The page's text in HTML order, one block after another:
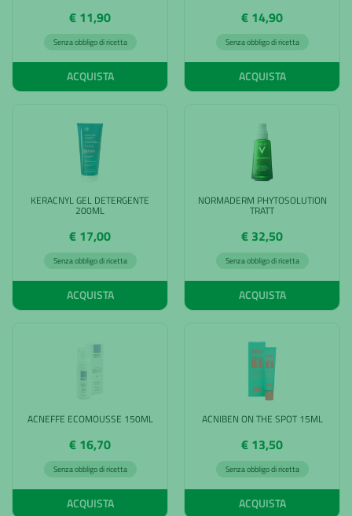
€ 11,90
Senza obbligo di ricetta
ACQUISTA
€ 14,90
Senza obbligo di ricetta
ACQUISTA
KERACNYL GEL DETERGENTE
200ML
€ 17,00
Senza obbligo di ricetta
ACQUISTA
NORMADERM PHYTOSOLUTION
TRATT
€ 32,50
Senza obbligo di ricetta
ACQUISTA
ACNEFFE ECOMOUSSE 150ML
€ 16,70
Senza obbligo di ricetta
ACQUISTA
ACNIBEN ON THE SPOT 15ML
€ 13,50
Senza obbligo di ricetta
ACQUISTA